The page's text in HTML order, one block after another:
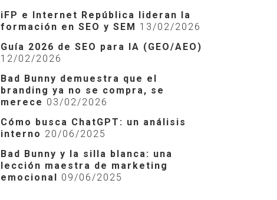
iFP e Internet República lideran la
formación en SEO y SEM 13/02/2026
Guía 2026 de SEO para IA (GEO/AEO)
12/02/2026
Bad Bunny demuestra que el
branding ya no se compra, se
merece 03/02/2026
Cómo busca ChatGPT: un análisis
interno 20/06/2025
Bad Bunny y la silla blanca: una
lección maestra de marketing
emocional 09/06/2025